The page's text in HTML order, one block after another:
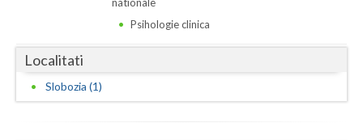
Dolj
Galati
Psihologie clinica
Localitati
Slobozia (1)